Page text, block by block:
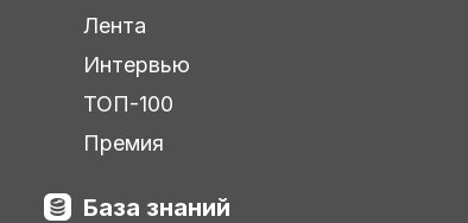
Лента
Интервью
ТОП-100
Премия
База знаний